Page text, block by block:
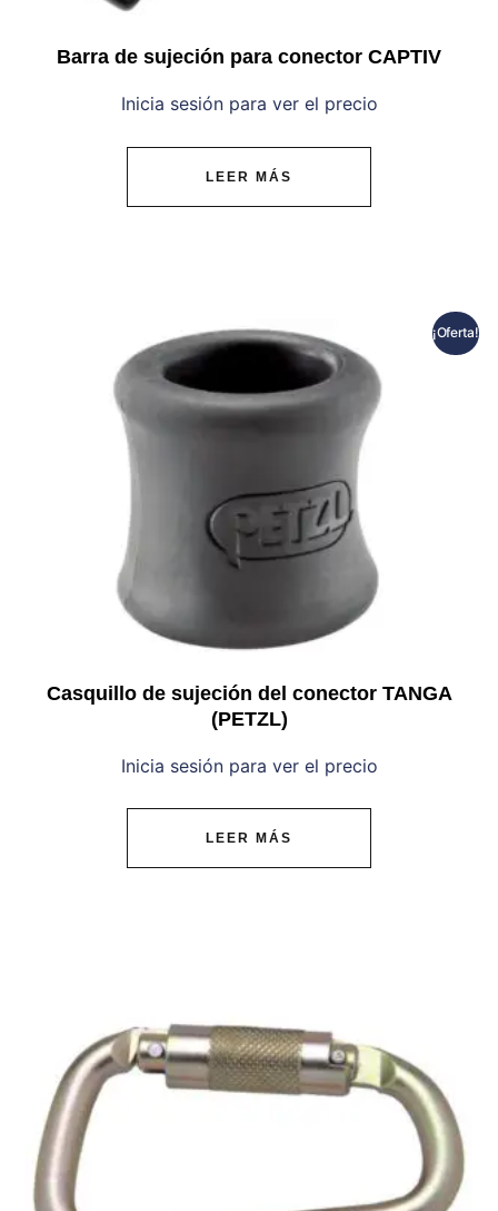
Barra de sujeción para conector CAPTIV
Inicia sesión para ver el precio
LEER MÁS
¡Oferta!
Casquillo de sujeción del conector TANGA
(PETZL)
Inicia sesión para ver el precio
LEER MÁS